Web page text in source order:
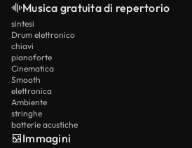
Musica gratuita di repertorio
sintesi
Drum elettronico
chiavi
pianoforte
Cinematica
Smooth
elettronica
Ambiente
stringhe
batterie acustiche
Immagini